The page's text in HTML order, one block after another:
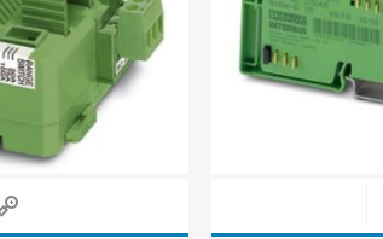
Pinnapealsed lülitid ja pistikupesad IP20
Pinnapealsed lülitid ja pistikupesad IP44
Pinnapealsed lülitid ja pistikupesad IP55, IP65, IP67
View All